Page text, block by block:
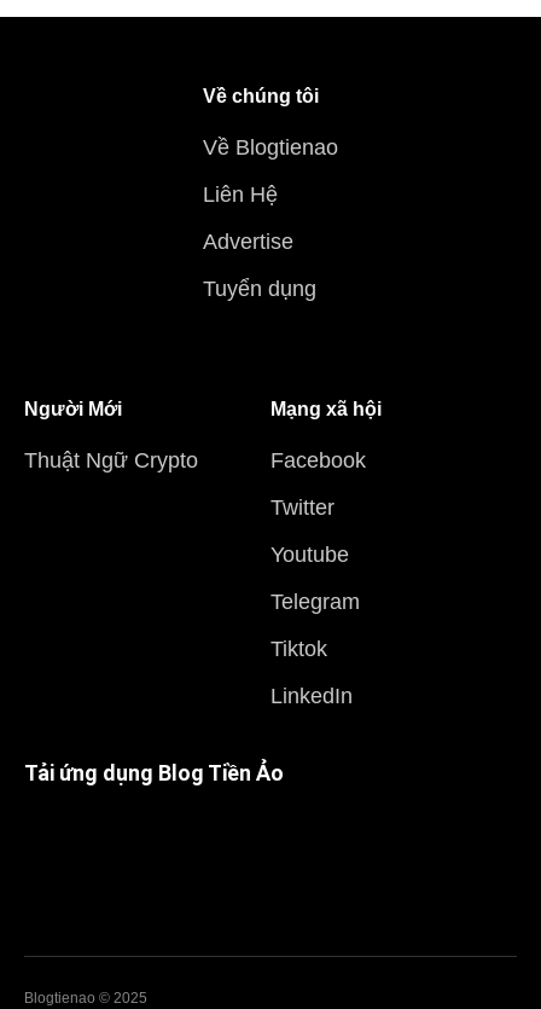
Về chúng tôi
Về Blogtienao
Liên Hệ
Advertise
Tuyển dụng
Người Mới
Thuật Ngữ Crypto
Mạng xã hội
Facebook
Twitter
Youtube
Telegram
Tiktok
LinkedIn
Tải ứng dụng Blog Tiền Ảo
Blogtienao © 2025